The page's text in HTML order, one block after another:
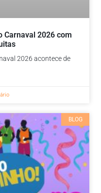
Carnaval 2026 com
2026 acontece de
BLOG